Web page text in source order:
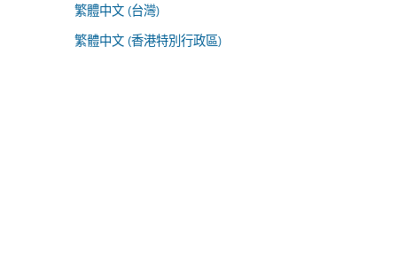
繁體中文 (台灣)
繁體中文 (香港特別行政區)